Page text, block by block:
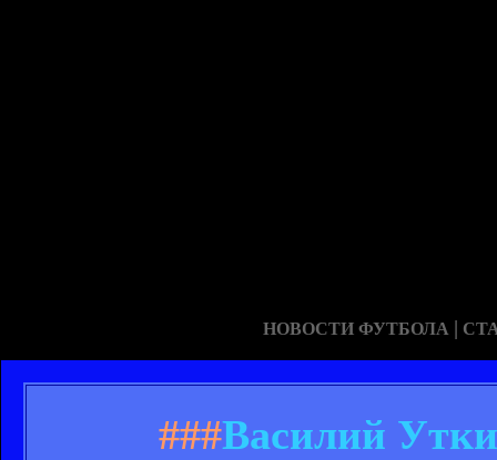
НОВОСТИ ФУТБОЛА |
###Василий